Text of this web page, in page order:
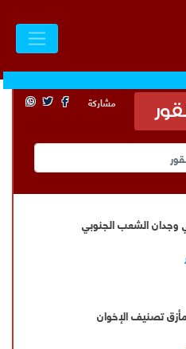
مشاركة
وجدان الشعب الجنوبي
تصنيف الإخوان